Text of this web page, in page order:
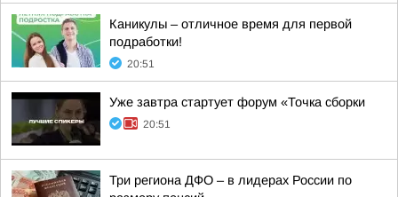
Каникулы – отличное время для первой
подработки!
20:51
Уже завтра стартует форум «Точка сборки
20:51
Три региона ДФО – в лидерах России по